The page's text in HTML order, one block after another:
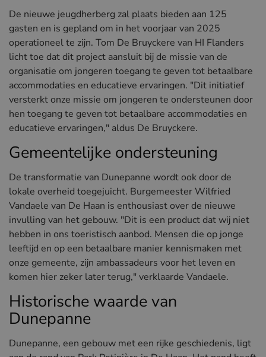
De nieuwe jeugdherberg zal plaats bieden aan 125
gasten en is gepland om in het voorjaar van 2025
operationeel te zijn. Tom De Bruyckere van HI Flanders
licht toe dat dit project aansluit bij de missie van de
organisatie om jongeren toegang te geven tot betaalbare
accommodaties en educatieve ervaringen. "Dit initiatief
versterkt onze missie om jongeren te ondersteunen door
hen toegang te geven tot betaalbare accommodaties en
educatieve ervaringen," aldus De Bruyckere.
Gemeentelijke ondersteuning
De transformatie van Dunepanne wordt ook door de
lokale overheid toegejuicht. Burgemeester Wilfried
Vandaele van De Haan is enthousiast over de nieuwe
invulling van het gebouw. "Dit is een product dat wij niet
hebben in ons toeristisch aanbod. Mensen die op jonge
leeftijd en op een betaalbare manier kennismaken met
onze gemeente, zijn ambassadeurs voor het leven en
komen hier zeker later terug," verklaarde Vandaele​.
Historische waarde van
Dunepanne
Dunepanne, een gebouw met een rijke geschiedenis, ligt